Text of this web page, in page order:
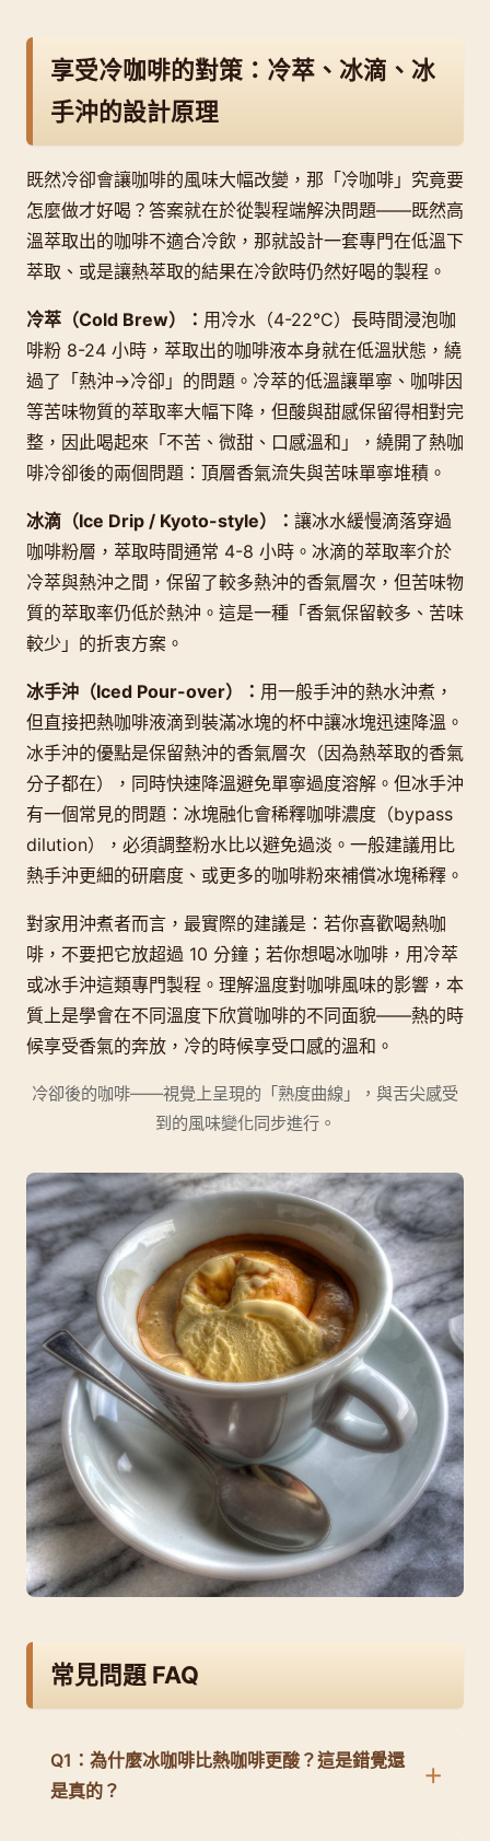
享受冷咖啡的對策：冷萃、冰滴、冰
手沖的設計原理
既然冷卻會讓咖啡的風味大幅改變，那「冷咖啡」究竟要
怎麼做才好喝？答案就在於從製程端解決問題——既然高
溫萃取出的咖啡不適合冷飲，那就設計一套專門在低溫下
萃取、或是讓熱萃取的結果在冷飲時仍然好喝的製程。
冷萃（Cold Brew）： 用冷水（4-22°C）長時間浸泡咖
啡粉 8-24 小時，萃取出的咖啡液本身就在低溫狀態，繞
過了「熱沖→冷卻」的問題。冷萃的低溫讓單寧、咖啡因
等苦味物質的萃取率大幅下降，但酸與甜感保留得相對完
整，因此喝起來「不苦、微甜、口感溫和」，繞開了熱咖
啡冷卻後的兩個問題：頂層香氣流失與苦味單寧堆積。
冰滴（Ice Drip / Kyoto-style）： 讓冰水緩慢滴落穿過
咖啡粉層，萃取時間通常 4-8 小時。冰滴的萃取率介於
冷萃與熱沖之間，保留了較多熱沖的香氣層次，但苦味物
質的萃取率仍低於熱沖。這是一種「香氣保留較多、苦味
較少」的折衷方案。
冰手沖（Iced Pour-over）： 用一般手沖的熱水沖煮，
但直接把熱咖啡液滴到裝滿冰塊的杯中讓冰塊迅速降溫。
冰手沖的優點是保留熱沖的香氣層次（因為熱萃取的香氣
分子都在），同時快速降溫避免單寧過度溶解。但冰手沖
有一個常見的問題：冰塊融化會稀釋咖啡濃度（bypass
dilution），必須調整粉水比以避免過淡。一般建議用比
熱手沖更細的研磨度、或更多的咖啡粉來補償冰塊稀釋。
對家用沖煮者而言，最實際的建議是：若你喜歡喝熱咖
啡，不要把它放超過 10 分鐘；若你想喝冰咖啡，用冷萃
或冰手沖這類專門製程。理解溫度對咖啡風味的影響，本
質上是學會在不同溫度下欣賞咖啡的不同面貌——熱的時
候享受香氣的奔放，冷的時候享受口感的溫和。
冷卻後的咖啡——視覺上呈現的「熟度曲線」，與舌尖感受
到的風味變化同步進行。
常見問題 FAQ
Q1：為什麼冰咖啡比熱咖啡更酸？這是錯覺還
是真的？